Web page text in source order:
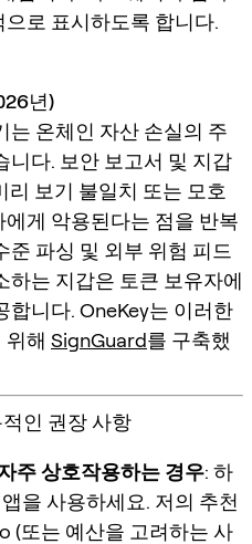
로 표시하도록 합니다.
년)
는 온체인 자산 손실의 주
니다. 보안 보고서 및 지갑
보기 불일치 또는 모호
게 악용된다는 점을 반복
준 파싱 및 외부 위험 피드
하는 지갑은 토큰 보유자에
합니다. OneKey는 이러한
위해 SignGuard를 구축했
인 권장 사항
주 상호작용하는 경우: 하
을 사용하세요. 저의 추천
(또는 예산을 고려하는 사